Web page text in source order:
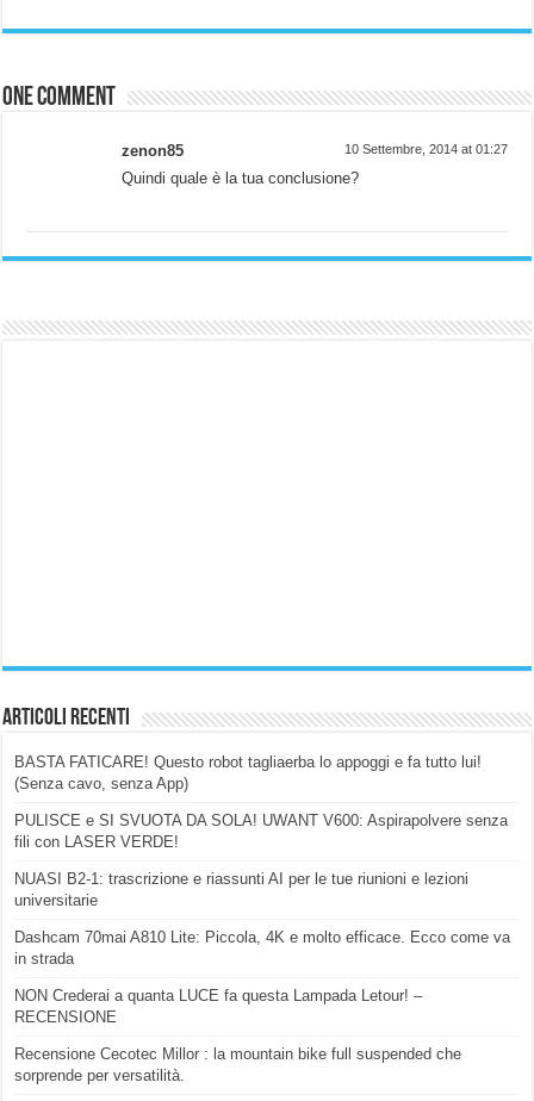
One comment
zenon85 10 Settembre, 2014 at 01:27
Quindi quale è la tua conclusione?
Articoli Recenti
BASTA FATICARE! Questo robot tagliaerba lo appoggi e fa tutto lui!
(Senza cavo, senza App)
PULISCE e SI SVUOTA DA SOLA! UWANT V600: Aspirapolvere senza
fili con LASER VERDE!
NUASI B2-1: trascrizione e riassunti AI per le tue riunioni e lezioni
universitarie
Dashcam 70mai A810 Lite: Piccola, 4K e molto efficace. Ecco come va
in strada
NON Crederai a quanta LUCE fa questa Lampada Letour! –
RECENSIONE
Recensione Cecotec Millor : la mountain bike full suspended che
sorprende per versatilità.